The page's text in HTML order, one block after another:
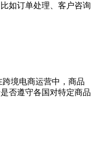
如订单处理、客户咨询
境电商运营中，商品
否遵守各国对特定商品